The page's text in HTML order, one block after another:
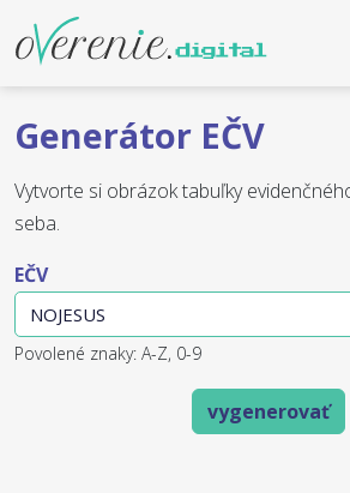
Generátor EČV
Vytvorte si obrázok tabuľky
seba.
EČV
Povolené znaky: A-Z, 0-9
vygenerovať